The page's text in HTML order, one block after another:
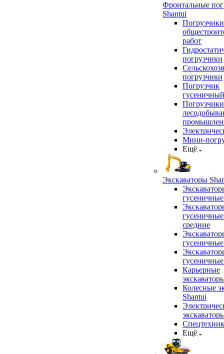
Фронтальные
Shantui
работ
погрузчики
погрузчики
Погрузчик
гусеничный
Мини-
Ещё
Экскаваторы
средние
Карьерные
Колесные
Shantui
Ещё